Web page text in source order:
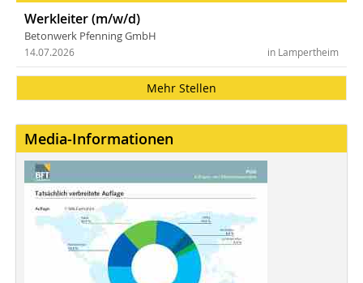
Werkleiter (m/w/d)
Betonwerk Pfenning GmbH
in Lampertheim
14.07.2026
Mehr Stellen
Media-Informationen